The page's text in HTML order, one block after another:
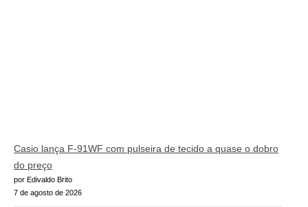
Casio lança F-91WF com pulseira de tecido a quase o dobro
do preço
por Edivaldo Brito
7 de agosto de 2026